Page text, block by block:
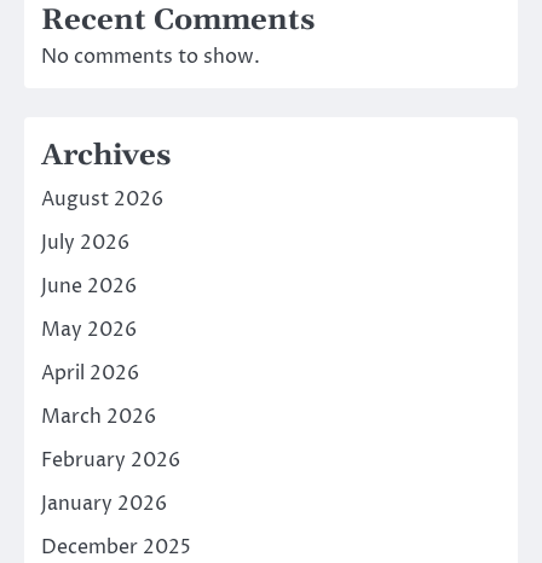
Recent Comments
No comments to show.
Archives
August 2026
July 2026
June 2026
May 2026
April 2026
March 2026
February 2026
January 2026
December 2025